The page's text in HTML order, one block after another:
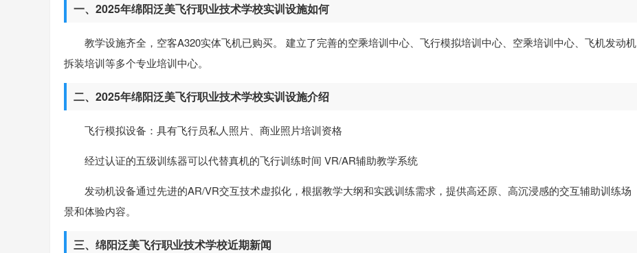
一、2025年绵阳泛美飞行职业技术学校实训设施如何
教学设施齐全，空客A320实体飞机已购买。 建立了完善的空乘培训中心、飞行模拟培训中心、空乘培训中心、飞机发动机
拆装培训等多个专业培训中心。
二、2025年绵阳泛美飞行职业技术学校实训设施介绍
飞行模拟设备：具有飞行员私人照片、商业照片培训资格
经过认证的五级训练器可以代替真机的飞行训练时间 VR/AR辅助教学系统
发动机设备通过先进的AR/VR交互技术虚拟化，根据教学大纲和实践训练需求，提供高还原、高沉浸感的交互辅助训练场
景和体验内容。
三、绵阳泛美飞行职业技术学校近期新闻